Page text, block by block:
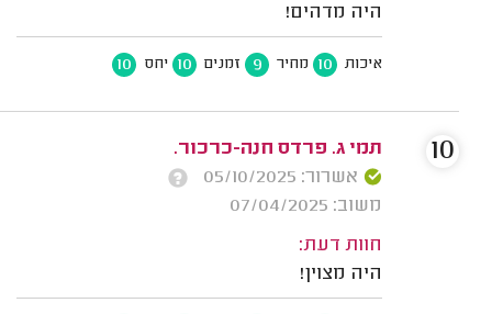
היה מדהים!
איכות 10 מחיר 9 זמנים 10 יחס 10
תמי ג. פרדס חנה-כרכור.
אשרור: 05/10/2025
משוב: 07/04/2025
חוות דעת:
היה מצוין!
10